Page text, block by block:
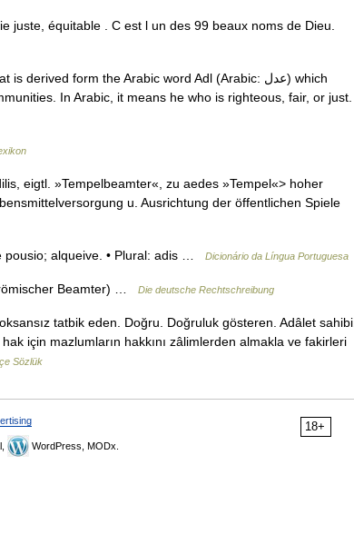
équitable . C est l un des 99 beaux noms de Dieu.
In Arabic, it means he who is righteous, fair, or just.
eigtl. »Tempelbeamter«, zu aedes »Tempel«> hoher
u. Ausrichtung der öffentlichen Spiele
pousio; alqueive. • Plural: adis … Dicionário da Língua Portuguesa
Beamter) … Die deutsche Rechtschreibung
tatbik eden. Doğru. Doğruluk gösteren. Adâlet sahibi.
için mazlumların hakkını zâlimlerden almakla ve fakirleri
Sözlük
18+
WordPress, MODx.